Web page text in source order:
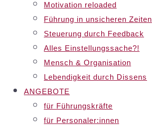
Motivation reloaded
Führung in unsicheren Zeiten
Steuerung durch Feedback
Alles Einstellungssache?!
Mensch & Organisation
Lebendigkeit durch Dissens
ANGEBOTE
für Führungskräfte
für Personaler:innen